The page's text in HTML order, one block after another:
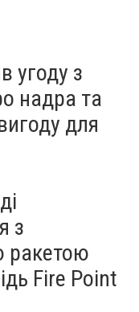
угоду з
надра та
для
з
ракетою
Fire Point